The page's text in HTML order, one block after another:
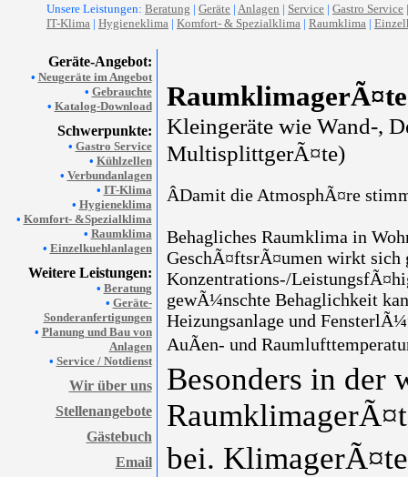
Unsere Leistungen: Beratung | Geräte | Anlagen | Service | Gastro Service
IT-Klima | Hygieneklima | Komfort- & Spezialklima | Raumklima |
Geräte-Angebot:
• Neugeräte im Angebot
• Gebrauchte
• Katalog-Download
Schwerpunkte:
• Gastro Service
• Kühlzellen
• Verbundanlagen
• IT-Klima
• Hygieneklima
• Komfort- &Spezialklima
• Raumklima
• Einzelkuehlanlagen
Weitere Leistungen:
• Beratung
• Geräte-
Sonderanfertigungen
• Planung und Bau von
Anlagen
• Service / Notdienst
Wir über uns
Stellenangebote
Gästebuch
Email
RaumklimagerÃ¤te
Kleingeräte wie Wand-,
MultisplittgerÃ¤te)
ÂDamit die AtmosphÃ¤re
Behagliches Raumklima in
GeschÃ¤ftsrÃ¤umen wirkt
Konzentrations-/
gewÃ¼nschte Behaglichkeit
Heizungsanlage und
AuÃen- und
Besonders in der
bei. KlimagerÃ¤te